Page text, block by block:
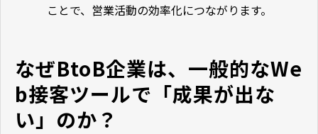
ことで、営業活動の効率化につながります。
なぜBtoB企業は、一般的なWe
b接客ツールで「成果が出な
い」のか？